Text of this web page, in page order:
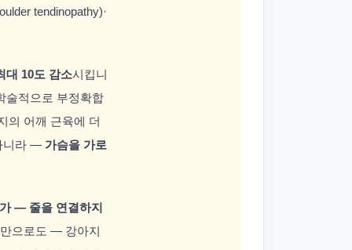
tendinopathy)·
대 10도 감소시킵니
술적으로 부정확합
의 어깨 근육에 더
니라 — 가슴을 가로
— 줄을 연결하지
으로도 — 강아지